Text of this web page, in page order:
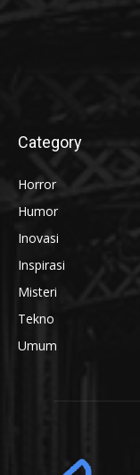
Category
Horror
Humor
Inovasi
Inspirasi
Misteri
Tekno
Umum